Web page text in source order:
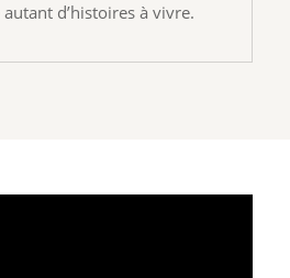
d’histoires à vivre.